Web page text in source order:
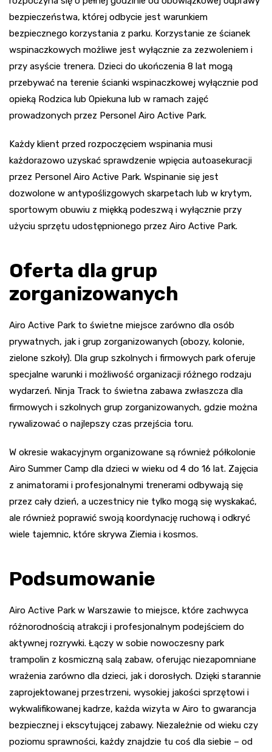
bezpieczeństwa, której odbycie jest warunkiem
bezpiecznego korzystania z parku. Korzystanie ze ścianek
wspinaczkowych możliwe jest wyłącznie za zezwoleniem i
przy asyście trenera. Dzieci do ukończenia 8 lat mogą
przebywać na terenie ścianki wspinaczkowej wyłącznie pod
opieką Rodzica lub Opiekuna lub w ramach zajęć
prowadzonych przez Personel Airo Active Park.
Każdy klient przed rozpoczęciem wspinania musi
każdorazowo uzyskać sprawdzenie wpięcia autoasekuracji
przez Personel Airo Active Park. Wspinanie się jest
dozwolone w antypoślizgowych skarpetach lub w krytym,
sportowym obuwiu z miękką podeszwą i wyłącznie przy
użyciu sprzętu udostępnionego przez Airo Active Park.
Oferta dla grup
zorganizowanych
Airo Active Park to świetne miejsce zarówno dla osób
prywatnych, jak i grup zorganizowanych (obozy, kolonie,
zielone szkoły). Dla grup szkolnych i firmowych park oferuje
specjalne warunki i możliwość organizacji różnego rodzaju
wydarzeń. Ninja Track to świetna zabawa zwłaszcza dla
firmowych i szkolnych grup zorganizowanych, gdzie można
rywalizować o najlepszy czas przejścia toru.
W okresie wakacyjnym organizowane są również półkolonie
Airo Summer Camp dla dzieci w wieku od 4 do 16 lat. Zajęcia
z animatorami i profesjonalnymi trenerami odbywają się
przez cały dzień, a uczestnicy nie tylko mogą się wyskakać,
ale również poprawić swoją koordynację ruchową i odkryć
wiele tajemnic, które skrywa Ziemia i kosmos.
Podsumowanie
Airo Active Park w Warszawie to miejsce, które zachwyca
różnorodnością atrakcji i profesjonalnym podejściem do
aktywnej rozrywki. Łączy w sobie nowoczesny park
trampolin z kosmiczną salą zabaw, oferując niezapomniane
wrażenia zarówno dla dzieci, jak i dorosłych. Dzięki starannie
zaprojektowanej przestrzeni, wysokiej jakości sprzętowi i
wykwalifikowanej kadrze, każda wizyta w Airo to gwarancja
bezpiecznej i ekscytującej zabawy. Niezależnie od wieku czy
poziomu sprawności, każdy znajdzie tu coś dla siebie – od